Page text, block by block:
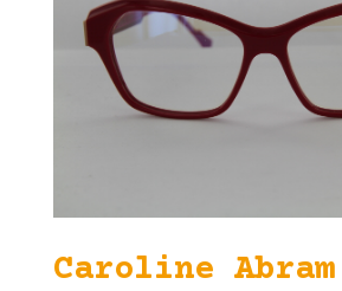
Caroline Abram